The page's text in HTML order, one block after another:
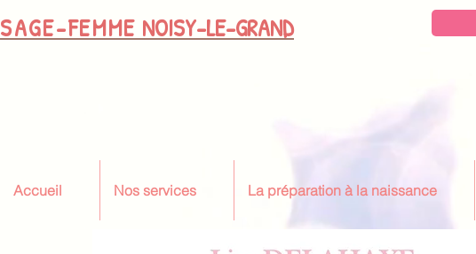
SAGE-FEMME NOISY-LE-GRAND
Accueil Nos services La préparation à la naissance